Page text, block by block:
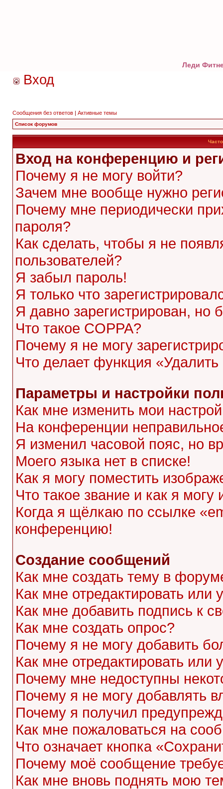
Леди
Вход
Сообщения без ответов | Активные темы
Список форумов
Вход на конференцию и
Почему я не могу войти?
Зачем мне вообще нужно
Почему мне периодически
пароля?
Как сделать, чтобы я не
пользователей?
Я забыл пароль!
Я только что
Я давно зарегистрирован, но
Что такое COPPA?
Почему я не могу
Что делает функция
Параметры и настройки
Как мне изменить мои
На конференции
Я изменил часовой пояс, но
Моего языка нет в списке!
Как я могу поместить
Что такое звание и как я могу
Когда я щёлкаю по ссылке
конференцию!
Создание сообщений
Как мне создать тему в
Как мне отредактировать или
Как мне добавить подпись к
Как мне создать опрос?
Почему я не могу добавить
Как мне отредактировать или
Почему мне недоступны
Почему я не могу добавлять
Почему я получил
Как мне пожаловаться на
Что означает кнопка
Почему моё сообщение
Как мне вновь поднять мою